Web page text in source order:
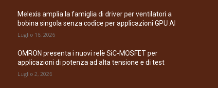
Melexis amplia la famiglia di driver per ventilatori a
bobina singola senza codice per applicazioni GPU AI
Luglio 16, 2026
OMRON presenta i nuovi relè SiC-MOSFET per
applicazioni di potenza ad alta tensione e di test
Luglio 2, 2026